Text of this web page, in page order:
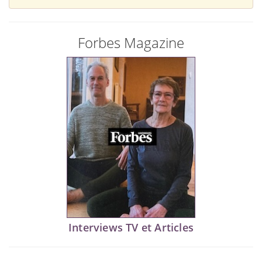
Forbes Magazine
Interviews TV et Articles